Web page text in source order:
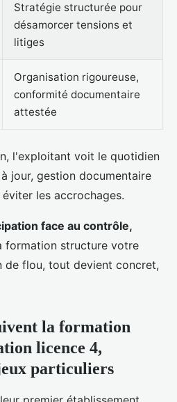
Stratégie structurée pour
désamorcer tensions et
litiges
Organisation rigoureuse,
conformité documentaire
attestée
l'exploitant voit le quotidien
jour, gestion documentaire
les accrochages.
face au contrôle,
formation structure votre
de flou, tout devient concret,
la formation
licence 4,
particuliers